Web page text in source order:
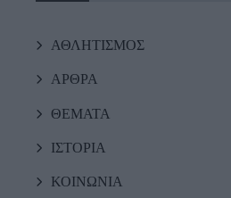
ΑΘΛΗΤΙΣΜΟΣ
ΑΡΘΡΑ
ΘΕΜΑΤΑ
ΙΣΤΟΡΙΑ
ΚΟΙΝΩΝΙΑ